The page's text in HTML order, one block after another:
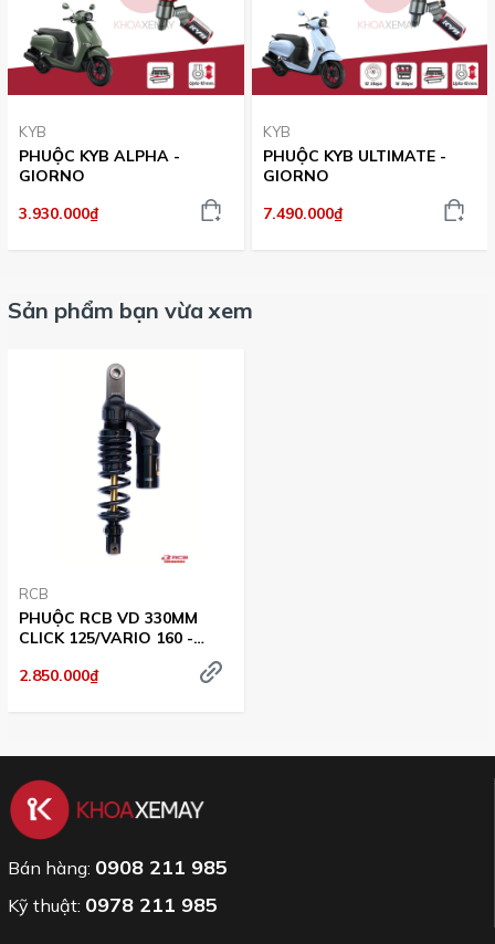
KYB
PHUỘC KYB ALPHA -
GIORNO
3.930.000₫
KYB
PHUỘC KYB ULTIMATE -
GIORNO
7.490.000₫
Sản phẩm bạn vừa xem
RCB
PHUỘC RCB VD 330MM
CLICK 125/VARIO 160 -
2.850.000₫
Bán hàng: 0908 211 985
Kỹ thuật: 0978 211 985